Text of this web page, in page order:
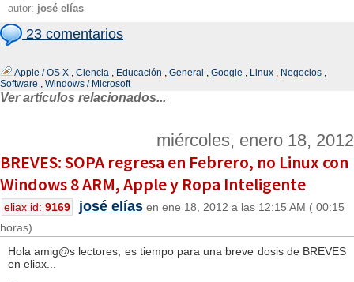
autor: josé elías
23 comentarios
Apple / OS X , Ciencia , Educación , General , Google , Linux , Negocios ,
Software , Windows / Microsoft
Ver artículos relacionados...
miércoles, enero 18, 2012
BREVES: SOPA regresa en Febrero, no Linux con
Windows 8 ARM, Apple y Ropa Inteligente
eliax id: 9169 josé elías en ene 18, 2012 a las 12:15 AM ( 00:15
horas)
Hola amig@s lectores, es tiempo para una breve dosis de BREVES
en eliax...